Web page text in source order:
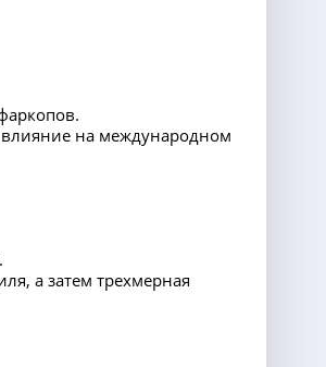
на международном
а затем трехмерная